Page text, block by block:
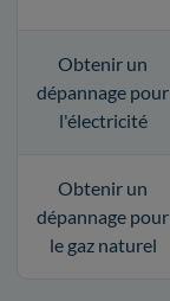
Obtenir un
dépannage pour
l'électricité
Obtenir un
dépannage pour
le gaz naturel